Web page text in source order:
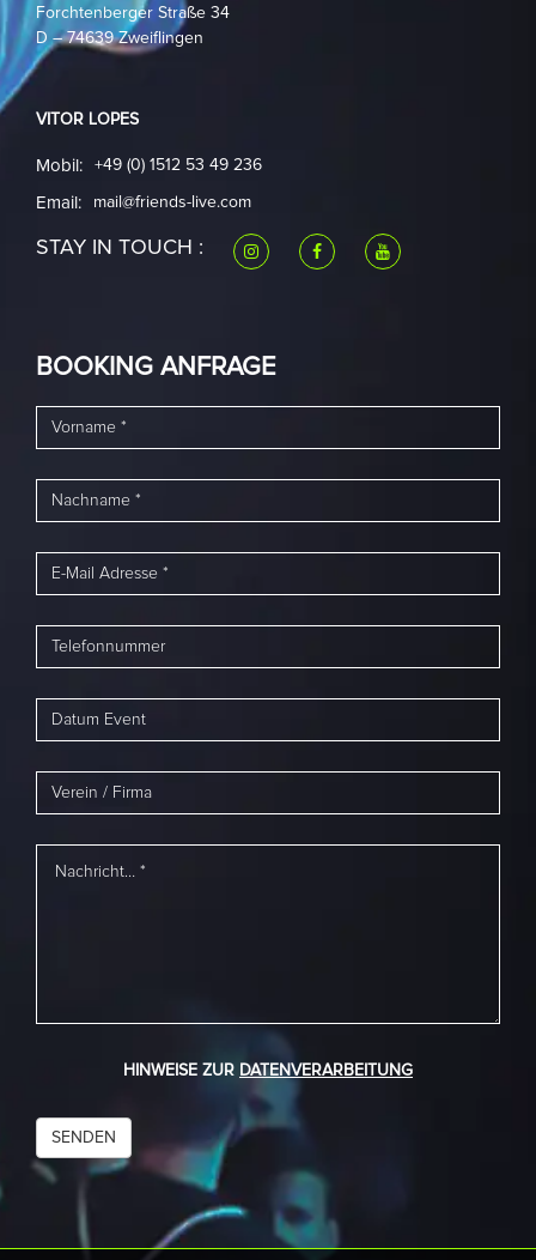
Forchtenberger Straße 34
D – 74639 Zweiflingen
VITOR LOPES
Mobil: +49 (0) 1512 53 49 236
Email: mail@friends-live.com
STAY IN TOUCH :
BOOKING ANFRAGE
HINWEISE ZUR DATENVERARBEITUNG